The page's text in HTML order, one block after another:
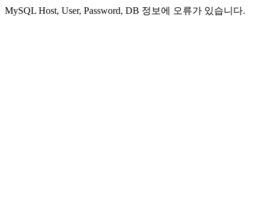
MySQL Host, User, Password, DB 정보에 오류가 있습니다.